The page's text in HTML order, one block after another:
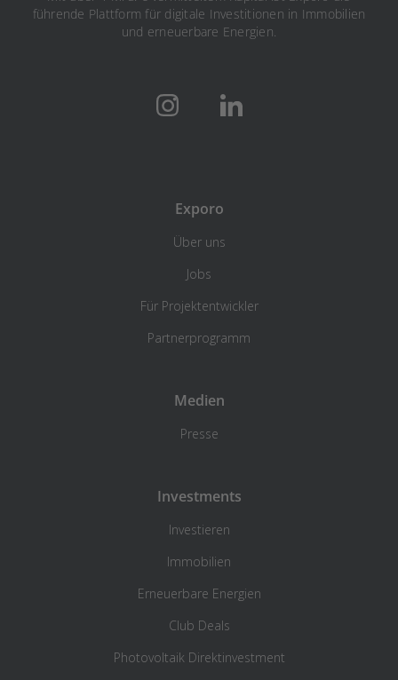
führende Plattform für digitale Investitionen in Immobilien
und erneuerbare Energien.
Exporo
Über uns
Jobs
Für Projektentwickler
Partnerprogramm
Medien
Presse
Investments
Investieren
Immobilien
Erneuerbare Energien
Club Deals
Photovoltaik Direktinvestment